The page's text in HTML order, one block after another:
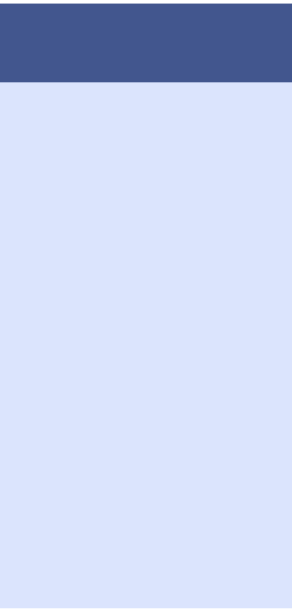
？
（第163章）的保障？